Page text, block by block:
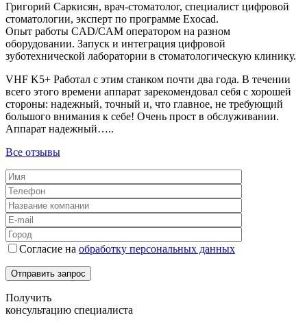
Григорий Саркисян, врач-стоматолог, специалист цифровой
стоматологии, эксперт по программе Exocad.
Опыт работы CAD/CAM оператором на разном
оборудовании. Запуск и интеграция цифровой
зуботехнической лаборатории в стоматологическую клинику.
VHF K5+ Работал с этим станком почти два года. В течении
всего этого времени аппарат зарекомендовал себя с хорошей
стороны: надежный, точный и, что главное, не требующий
большого внимания к себе! Очень прост в обслуживании.
Аппарат надежный…..
Все отзывы
Согласие на обработку персональных данных
Получить
консультацию специалиста